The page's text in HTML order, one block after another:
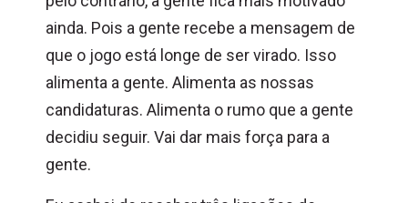
ainda. Pois a gente recebe a mensagem de
que o jogo está longe de ser virado. Isso
alimenta a gente. Alimenta as nossas
candidaturas. Alimenta o rumo que a gente
decidiu seguir. Vai dar mais força para a
gente.